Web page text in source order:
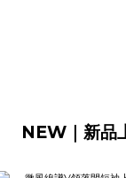
NEW｜新品